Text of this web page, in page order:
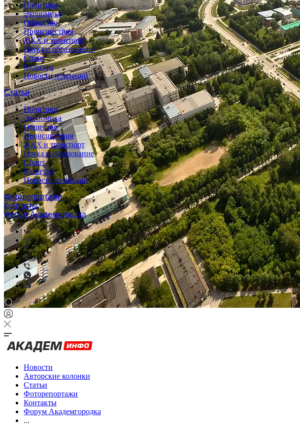
Политика
Экономика
Общество
Происшествия
ЖКХ и транспорт
Наука и образование
Спорт
Культура
Новости компаний
Статьи
Политика
Экономика
Общество
Происшествия
ЖКХ и транспорт
Наука и образование
Спорт
Культура
Новости компаний
Фоторепортажи
Контакты
Форум Академгородка
Новости
Авторские колонки
Статьи
Фоторепортажи
Контакты
Форум Академгородка
...